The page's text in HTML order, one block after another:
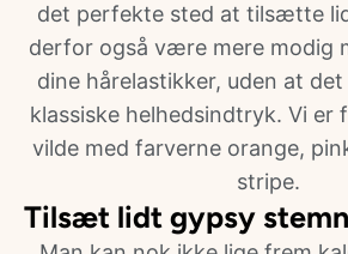
det perfekte sted at tilsætte
derfor også være mere modig
dine hårelastikker, uden at
klassiske helhedsindtryk. Vi er
vilde med farverne orange,
stripe.
Tilsæt lidt gypsy